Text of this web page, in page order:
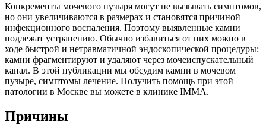
Конкременты мочевого пузыря могут не вызывать симптомов,
но они увеличиваются в размерах и становятся причиной
инфекционного воспаления. Поэтому выявленные камни
подлежат устранению. Обычно избавиться от них можно в
ходе быстрой и нетравматичной эндоскопической процедуры:
камни фрагментируют и удаляют через мочеиспускательный
канал. В этой публикации мы обсудим камни в мочевом
пузыре, симптомы лечение. Получить помощь при этой
патологии в Москве вы можете в клинике IMMA.
Причины